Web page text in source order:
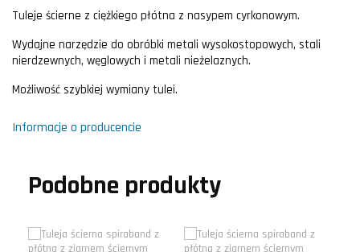
Tuleje ścierne z ciężkiego płótna z nasypem cyrkonowym.
Wydajne narzędzie do obróbki metali wysokostopowych, stali
nierdzewnych, węglowych i metali nieżelaznych.
Możliwość szybkiej wymiany tulei.
Informacje o producencie
Podobne produkty